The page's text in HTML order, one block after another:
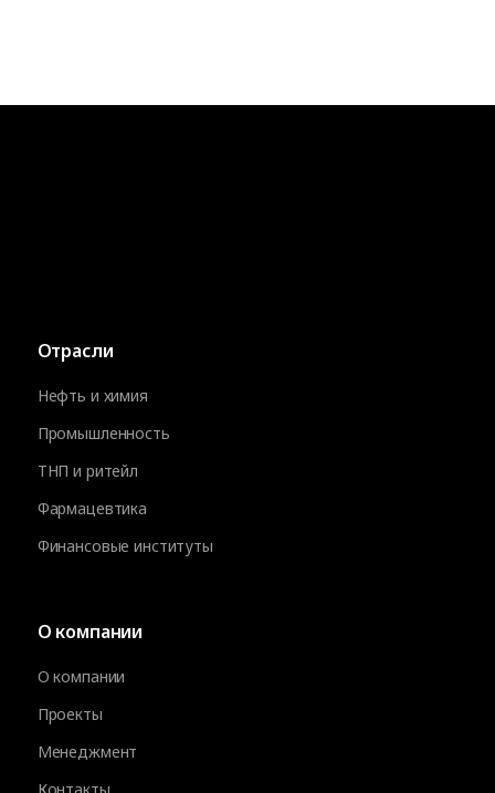
Отрасли
Нефть и химия
Промышленность
ТНП и ритейл
Фармацевтика
Финансовые институты
О компании
О компании
Проекты
Менеджмент